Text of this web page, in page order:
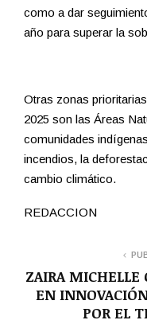
como a dar
año para superar la
Otras zonas
2025 son las Áreas
comunidades
incendios, la
cambio climático.
REDACCION
ZAIRA MICHELLE
EN
POR EL